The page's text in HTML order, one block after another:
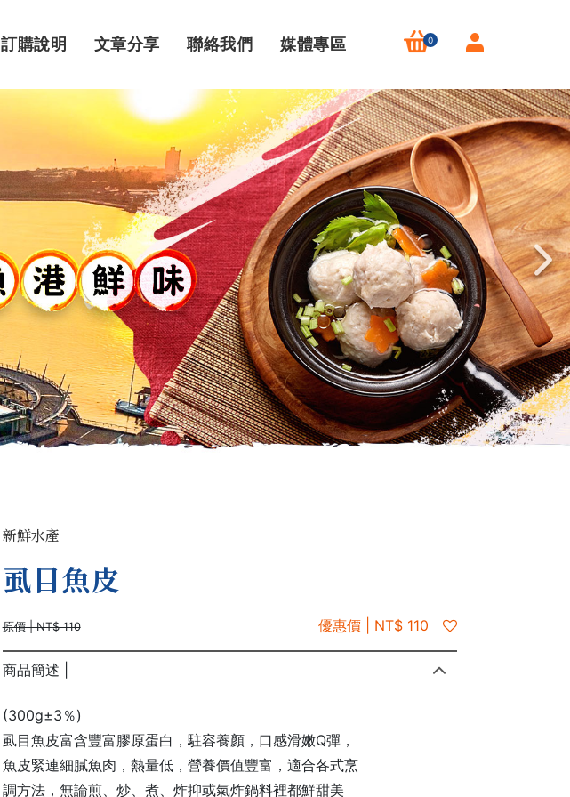
訂購說明 文章分享 聯絡我們 媒體專區 0
新鮮水產
虱目魚皮
原價 | NT$ 110 優惠價 | NT$ 110
商品簡述 |
(300g±3％)
虱目魚皮富含豐富膠原蛋白，駐容養顏，口感滑嫩Q彈，
魚皮緊連細膩魚肉，熱量低，營養價值豐富，適合各式烹
調方法，無論煎、炒、煮、炸抑或氣炸鍋料裡都鮮甜美